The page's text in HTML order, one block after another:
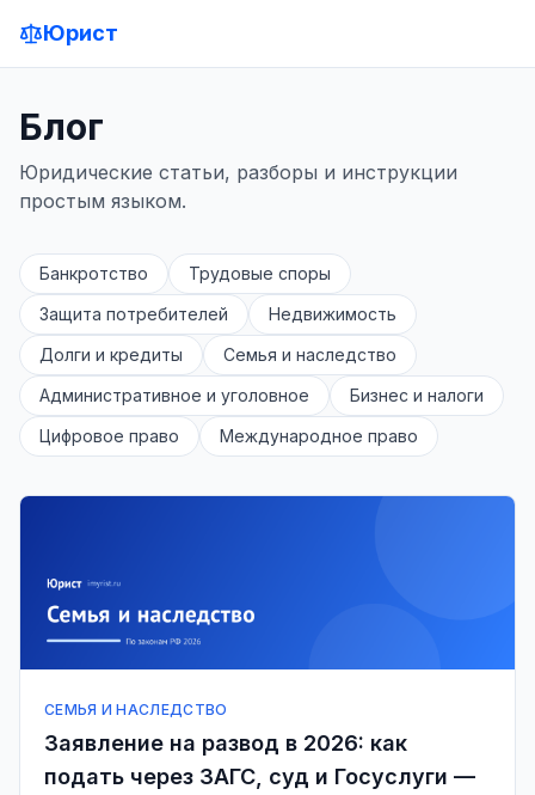
Юрист
Блог
Юридические статьи, разборы и инструкции
простым языком.
Банкротство
Трудовые споры
Защита потребителей
Недвижимость
Долги и кредиты
Семья и наследство
Административное и уголовное
Бизнес и налоги
Цифровое право
Международное право
СЕМЬЯ И НАСЛЕДСТВО
Заявление на развод в 2026: как
подать через ЗАГС, суд и Госуслуги —